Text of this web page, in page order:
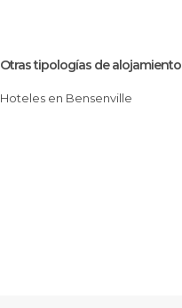
Otras tipologías de alojamiento
Hoteles en Bensenville